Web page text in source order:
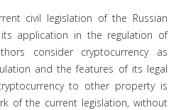
civil legislation of the Russian
application in the regulation of
consider cryptocurrency as
and the features of its legal
to other property is
of the current legislation, without